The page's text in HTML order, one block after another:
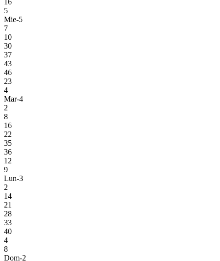
5
Mie-5
7
10
30
37
43
46
23
4
Mar-4
2
8
16
22
35
36
12
9
Lun-3
2
14
21
28
33
40
4
8
Dom-2